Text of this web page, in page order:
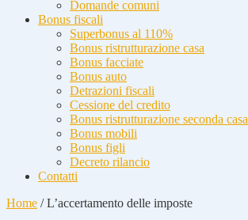
Domande comuni
Bonus fiscali
Superbonus al 110%
Bonus ristrutturazione casa
Bonus facciate
Bonus auto
Detrazioni fiscali
Cessione del credito
Bonus ristrutturazione seconda casa
Bonus mobili
Bonus figli
Decreto rilancio
Contatti
Home /L’accertamento delle imposte